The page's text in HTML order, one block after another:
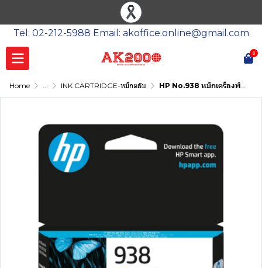
Tel: 02-212-5988 Email: akoffice.online@gmail.com
0
Home ... INK CARTRIDGE-หมึกตลับ HP No.938 หมึกเครื่องพิมพ์อิงค์เจ็ท